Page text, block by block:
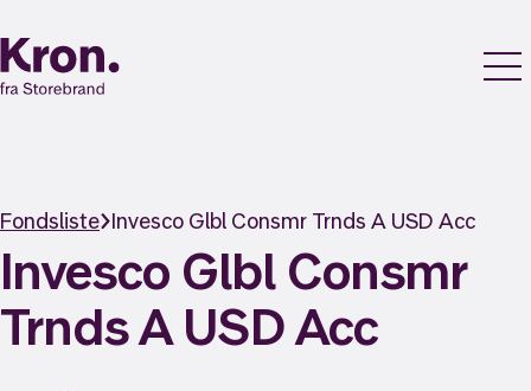
Fondsliste Invesco Glbl Consmr Trnds A USD Acc
Invesco Glbl Consmr
Trnds A USD Acc